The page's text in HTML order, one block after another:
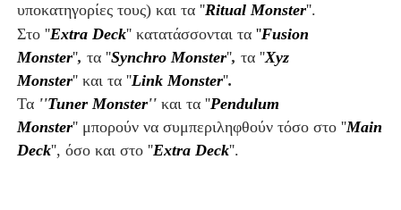
υποκατηγορίες τους) και τα ''Ritual Monster''.
Στο ''Extra Deck'' κατατάσσονται τα ''Fusion
Monster'', τα ''Synchro Monster'', τα ''Xyz
Monster''και τα ''Link Monster''.
Τα''Tuner Monster'' και τα ''Pendulum
Monster'' μπορούν να συμπεριληφθούν τόσο στο ''Main
Deck'', όσο και στο ''Extra Deck''.